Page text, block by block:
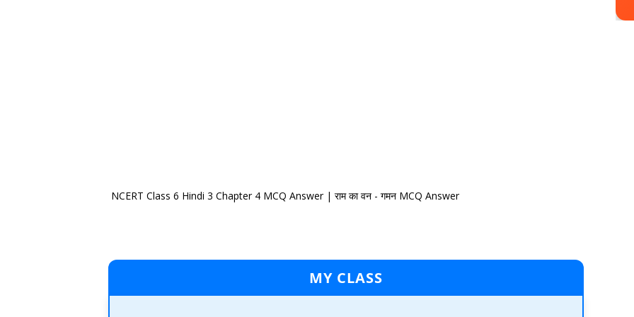
NCERT Class 6 Hindi 3 Chapter 4 MCQ Answer | राम का वन - गमन MCQ Answer
MY CLASS